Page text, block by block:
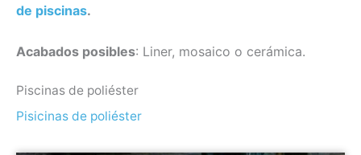
de piscinas.
Acabados posibles: Liner, mosaico o cerámica.
Piscinas de poliéster
Pisicinas de poliéster